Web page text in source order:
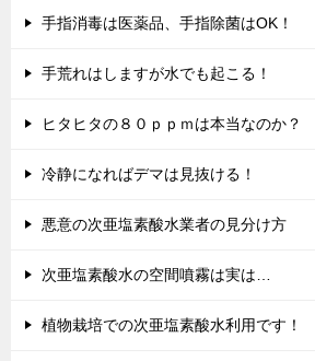
手指消毒は医薬品、手指除菌はOK！
手荒れはしますが水でも起こる！
ヒタヒタの８０ｐｐｍは本当なのか？
冷静になればデマは見抜ける！
悪意の次亜塩素酸水業者の見分け方
次亜塩素酸水の空間噴霧は実は…
植物栽培での次亜塩素酸水利用です！